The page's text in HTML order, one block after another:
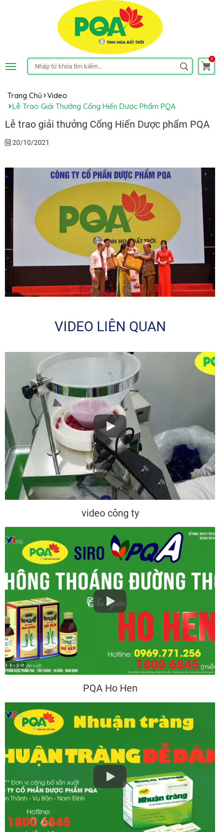
0
Trang Chủ Video
Lễ Trao Giải Thưởng Cống Hiến Dược Phẩm PQA
Lễ trao giải thưởng Cống Hiến Dược phẩm PQA
20/10/2021
VIDEO LIÊN QUAN
video công ty
PQA Ho Hen